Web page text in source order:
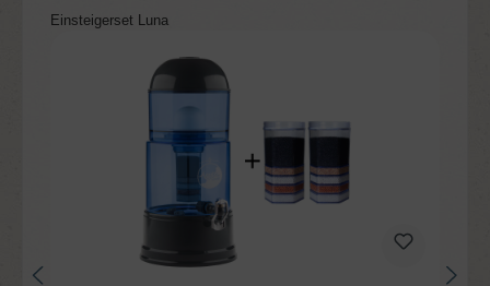
Produktgalerie überspringen
Einsteigerset Luna